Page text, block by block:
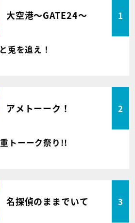
大空港～GATE24～ 1
兎を追え！
アメトーーク！ 2
トーーク祭り!!
名探偵のままでいて 3